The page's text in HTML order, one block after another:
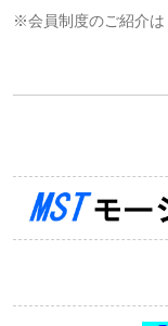
※会員制度のご紹介は